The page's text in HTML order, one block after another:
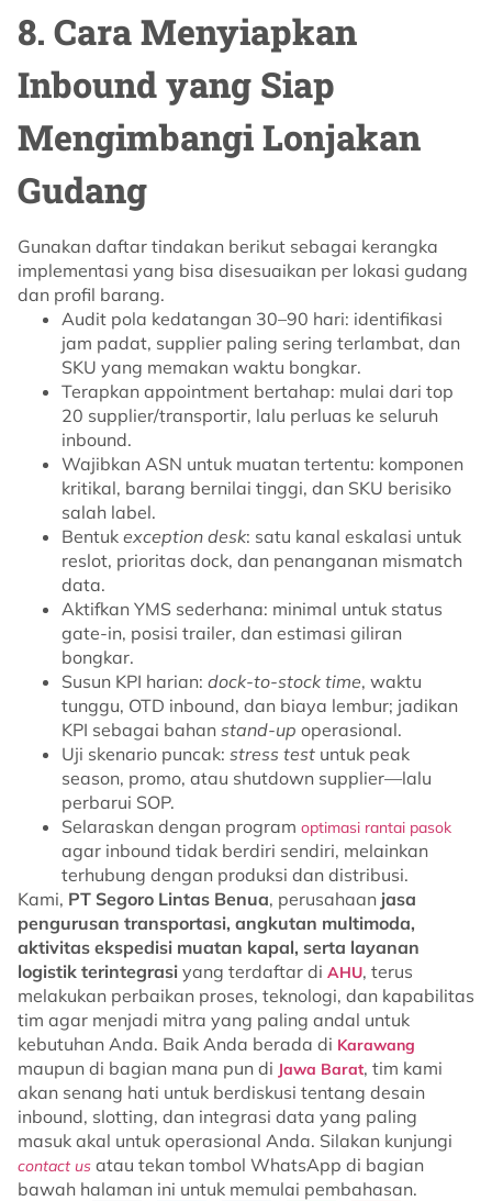
8. Cara Menyiapkan
Inbound yang Siap
Mengimbangi Lonjakan
Gudang
Gunakan daftar tindakan berikut sebagai kerangka
implementasi yang bisa disesuaikan per lokasi gudang
dan profil barang.
Audit pola kedatangan 30–90 hari: identifikasi
jam padat, supplier paling sering terlambat, dan
SKU yang memakan waktu bongkar.
Terapkan appointment bertahap: mulai dari top
20 supplier/transportir, lalu perluas ke seluruh
inbound.
Wajibkan ASN untuk muatan tertentu: komponen
kritikal, barang bernilai tinggi, dan SKU berisiko
salah label.
Bentuk exception desk: satu kanal eskalasi untuk
reslot, prioritas dock, dan penanganan mismatch
data.
Aktifkan YMS sederhana: minimal untuk status
gate-in, posisi trailer, dan estimasi giliran
bongkar.
Susun KPI harian: dock-to-stock time, waktu
tunggu, OTD inbound, dan biaya lembur; jadikan
KPI sebagai bahan stand-up operasional.
Uji skenario puncak: stress test untuk peak
season, promo, atau shutdown supplier—lalu
perbarui SOP.
Selaraskan dengan program optimasi rantai pasok
agar inbound tidak berdiri sendiri, melainkan
terhubung dengan produksi dan distribusi.
Kami, PT Segoro Lintas Benua, perusahaan jasa
pengurusan transportasi, angkutan multimoda,
aktivitas ekspedisi muatan kapal, serta layanan
logistik terintegrasi yang terdaftar di AHU, terus
melakukan perbaikan proses, teknologi, dan kapabilitas
tim agar menjadi mitra yang paling andal untuk
kebutuhan Anda. Baik Anda berada di Karawang
maupun di bagian mana pun di Jawa Barat, tim kami
akan senang hati untuk berdiskusi tentang desain
inbound, slotting, dan integrasi data yang paling
masuk akal untuk operasional Anda. Silakan kunjungi
contact us atau tekan tombol WhatsApp di bagian
bawah halaman ini untuk memulai pembahasan.